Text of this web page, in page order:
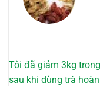
Tôi đã giảm 3kg
sau khi dùng trà